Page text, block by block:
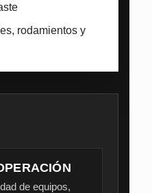
rodamientos y
de equipos,